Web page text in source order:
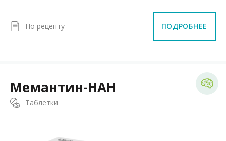
По рецепту ПОДРОБНЕЕ
Мемантин-НАН
Таблетки